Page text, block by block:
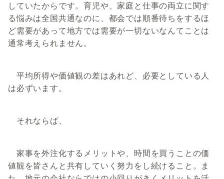
していたからです。育児や、家庭と仕事の両立に関す
る悩みは全国共通なのに、都会では順番待ちをするほ
ど需要があって地方では需要が一切ないなんてことは
通常考えられません。
平均所得や価値観の差はあれど、必要としている人
は必ずいます。
それならば、
家事を外注化するメリットや、時間を買うことの価
値観を皆さんと共有していく努力をし続けること。ま